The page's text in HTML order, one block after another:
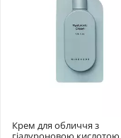
Крем для обличчя з